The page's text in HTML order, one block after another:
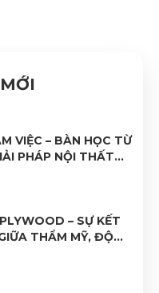
VIỆC – BÀN HỌC TỪ
PHÁP NỘI THẤT
VÀ ĐA DẠNG ỨNG
– SỰ KẾT
THẨM MỸ, ĐỘ